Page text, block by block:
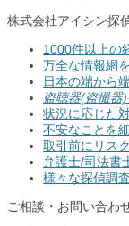
株式会社アイシン探
1000件以上の
万全な情報網
日本の端から
盗聴器(盗撮器
状況に応じた
不安なことを
取引前にリス
弁護士/司法書
様々な探偵調
ご相談・お問い合わ